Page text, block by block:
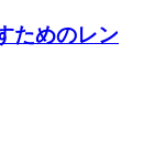
ためのレン